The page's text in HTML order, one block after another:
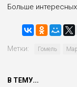
Больше
Метки: Гомель
В ТЕМУ...